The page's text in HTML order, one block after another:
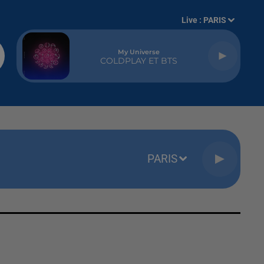
Live : PARIS
My Universe
COLDPLAY ET BTS
PARIS